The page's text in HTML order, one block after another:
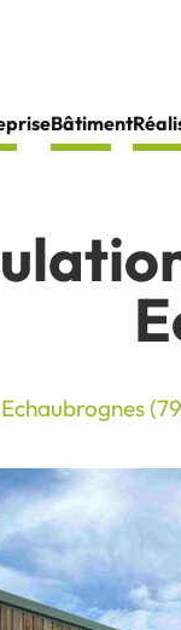
Bâtiment